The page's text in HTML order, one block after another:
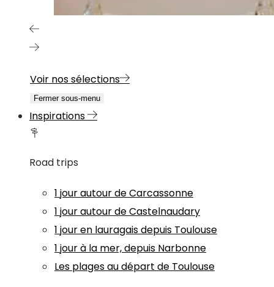
Voir nos sélections
Fermer sous-menu
Inspirations
Road trips
1 jour autour de Carcassonne
1 jour autour de Castelnaudary
1 jour en lauragais depuis Toulouse
1 jour à la mer, depuis Narbonne
Les plages au départ de Toulouse